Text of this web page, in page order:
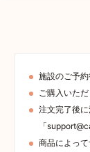
施設のご予約
ご購入いた
注文完了後
「
商品によっ